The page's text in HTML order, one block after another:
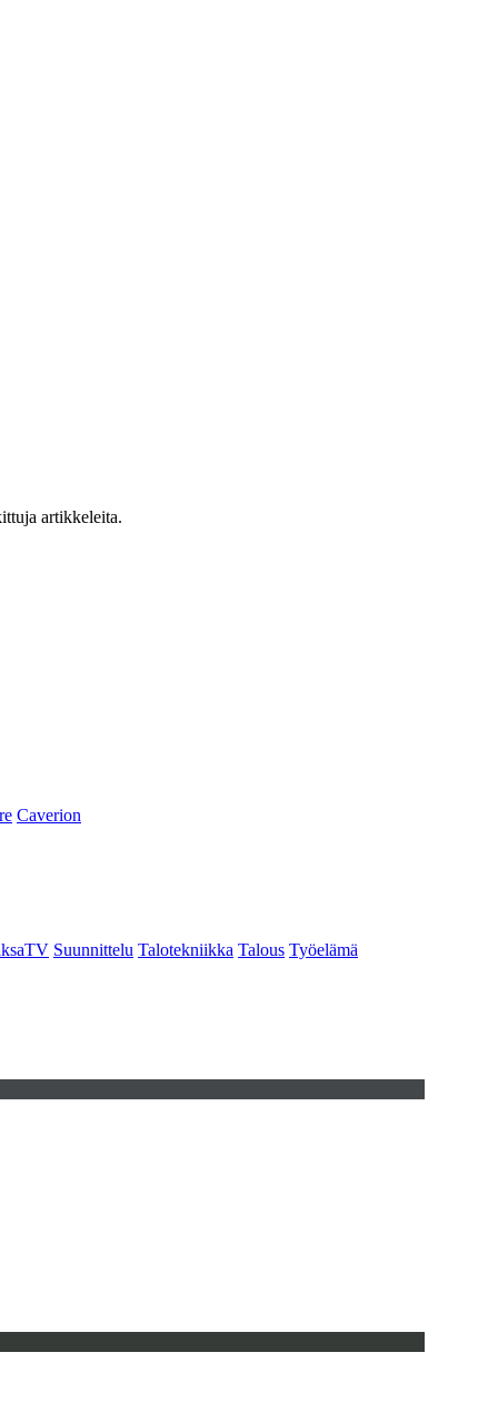
artikkeleita.
Caverion
Suunnittelu Talotekniikka Talous Työelämä